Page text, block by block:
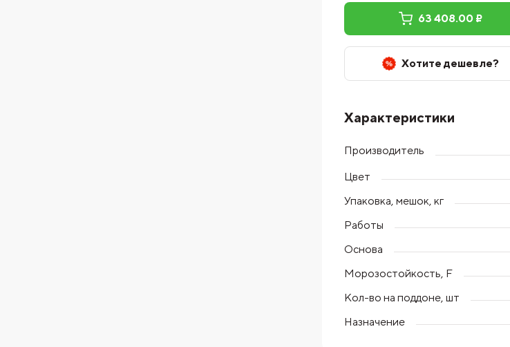
63 408.00 ₽
Хотите дешевле?
Характеристики
Производитель
Цвет
Упаковка, мешок, кг
Работы
Основа
Морозостойкость, F
Кол-во на поддоне, шт
Назначение